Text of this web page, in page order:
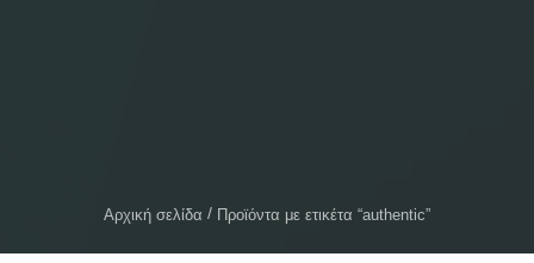
Αρχική σελίδα Προϊόντα με ετικέτα “authentic”